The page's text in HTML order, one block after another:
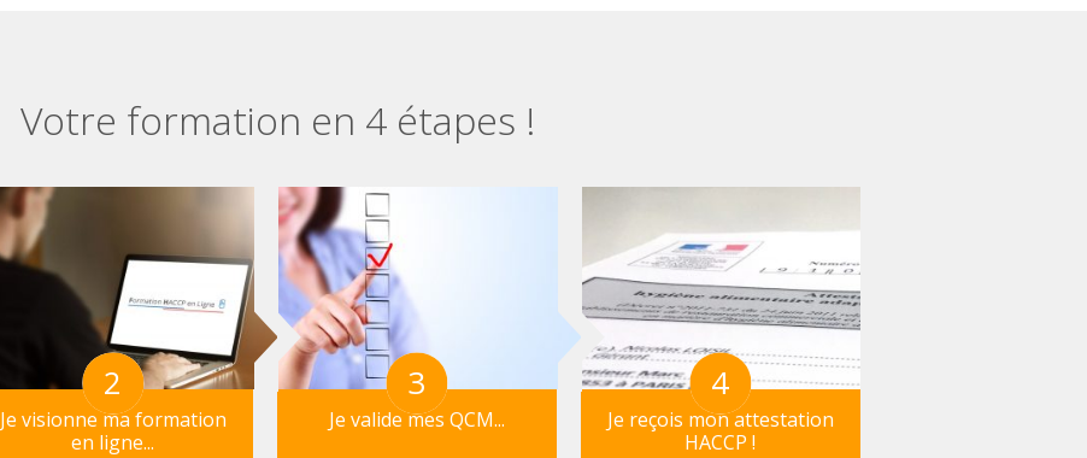
Votre formation en 4 étapes !
2
Je visionne ma formation
en ligne...
3
Je valide mes QCM...
4
Je reçois mon attestation
HACCP !